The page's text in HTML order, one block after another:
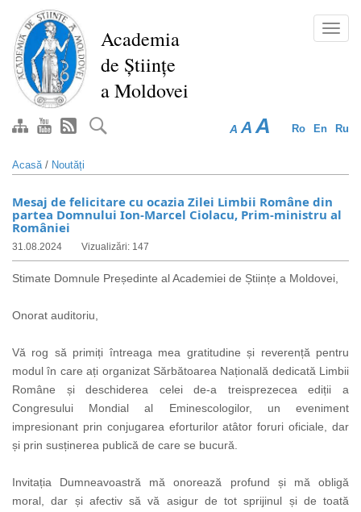
conţinutul
principal
Academia
de Științe
a Moldovei
Ro En Ru
A A A
Acasă/ Noutăți
Mesaj de felicitare cu ocazia Zilei Limbii Române din
partea Domnului Ion-Marcel Ciolacu, Prim-ministru al
României
31.08.2024 Vizualizări: 147
Stimate Domnule Președinte al Academiei de Științe a Moldovei,
Onorat auditoriu,
Vă rog să primiți întreaga mea gratitudine și reverență pentru
modul în care ați organizat Sărbătoarea Națională dedicată Limbii
Române și deschiderea celei de-a treisprezecea ediții a
Congresului Mondial al Eminescologilor, un eveniment
impresionant prin conjugarea eforturilor atâtor foruri oficiale, dar
și prin susținerea publică de care se bucură.
Invitația Dumneavoastră mă onorează profund și mă obligă
moral, dar și afectiv să vă asigur de tot sprijinul și de toată